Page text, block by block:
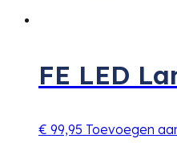
FE LED
€ 99,95 Toevoegen